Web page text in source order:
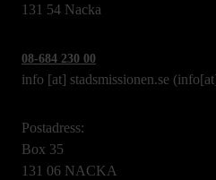
131 54 Nacka
08-684 230 00
info [at] stadsmissionen.se
Postadress:
Box 35
131 06 NACKA